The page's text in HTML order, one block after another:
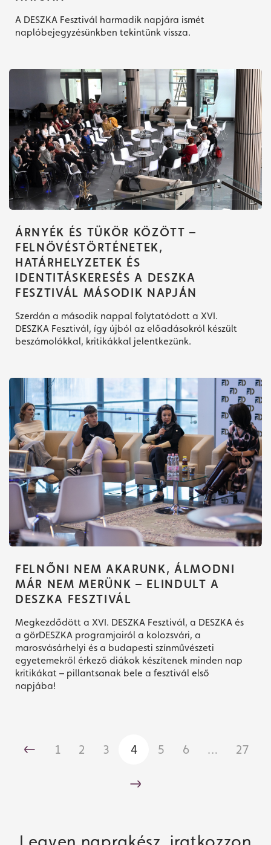
A DESZKA Fesztivál harmadik napjára ismét
naplóbejegyzésünkben tekintünk vissza.
ÁRNYÉK ÉS TÜKÖR KÖZÖTT –
FELNÖVÉSTÖRTÉNETEK,
HATÁRHELYZETEK ÉS
IDENTITÁSKERESÉS A DESZKA
FESZTIVÁL MÁSODIK NAPJÁN
Szerdán a második nappal folytatódott a XVI.
DESZKA Fesztivál, így újból az előadásokról készült
beszámolókkal, kritikákkal jelentkezünk.
FELNŐNI NEM AKARUNK, ÁLMODNI
MÁR NEM MERÜNK – ELINDULT A
DESZKA FESZTIVÁL
Megkezdődött a XVI. DESZKA Fesztivál, a DESZKA és
a görDESZKA programjairól a kolozsvári, a
marosvásárhelyi és a budapesti színművészeti
egyetemekről érkező diákok készítenek minden nap
kritikákat – pillantsanak bele a fesztivál első
napjába!
1 2 3 4 5 6 … 27